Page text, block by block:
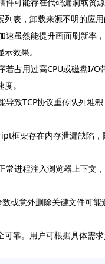
表，卸载来源不明的应用
速虽然能提升画面刷新
效果。
占用过高CPU或磁盘I/
。
致TCP协议重传队列堆
框架存在内存泄漏缺陷
进程注入浏览器上下
或意外删除关键文件可
靠。用户可根据具体需